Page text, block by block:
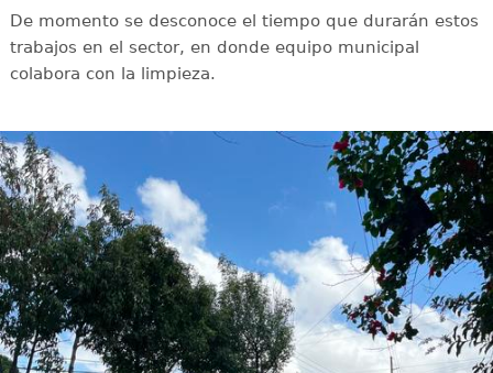
De momento se desconoce el tiempo que durarán estos
trabajos en el sector, en donde equipo municipal
colabora con la limpieza.